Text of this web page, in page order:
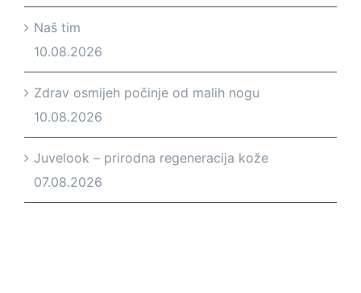
Naš tim
10.08.2026
Zdrav osmijeh počinje od malih nogu
10.08.2026
Juvelook – prirodna regeneracija kože
07.08.2026